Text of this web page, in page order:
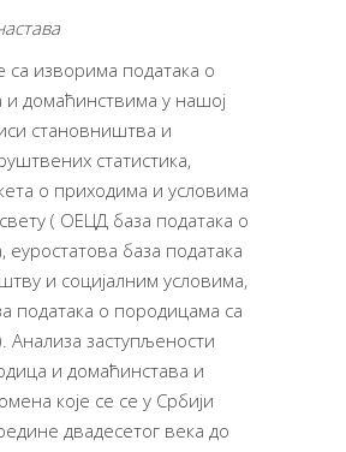
изворима података о
домаћинствима у нашој
становништва и
статистика,
о приходима и условима
( ОЕЦД база података о
база података
и социјалним условима,
података о породицама са
Анализа заступљености
и домаћинстава и
које се се у Србији
двадесетог века до